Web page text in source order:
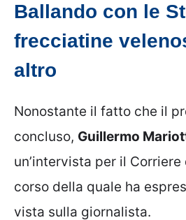
Ballando con le
frecciatine
altro
Nonostante il fatto che il
concluso, Guillermo
un’intervista per il Corriere
corso della quale ha
vista sulla giornalista.